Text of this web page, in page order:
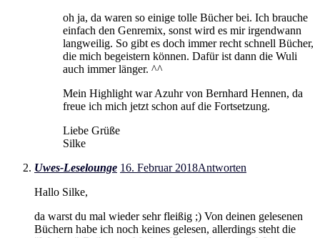
oh ja, da waren so einige tolle Bücher bei. Ich brauche
einfach den Genremix, sonst wird es mir irgendwann
langweilig. So gibt es doch immer recht schnell Bücher,
die mich begeistern können. Dafür ist dann die Wuli
auch immer länger. ^^
Mein Highlight war Azuhr von Bernhard Hennen, da
freue ich mich jetzt schon auf die Fortsetzung.
Liebe Grüße
Silke
Uwes-Leselounge 16. Februar 2018Antworten
Hallo Silke,
da warst du mal wieder sehr fleißig ;) Von deinen gelesenen
Büchern habe ich noch keines gelesen, allerdings steht die